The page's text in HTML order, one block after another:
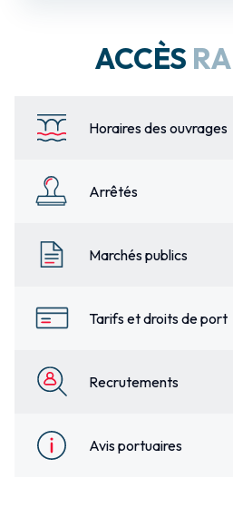
ACCÈS
Horaires des ouvrages
Arrêtés
Marchés publics
Tarifs et droits de port
Recrutements
Avis portuaires